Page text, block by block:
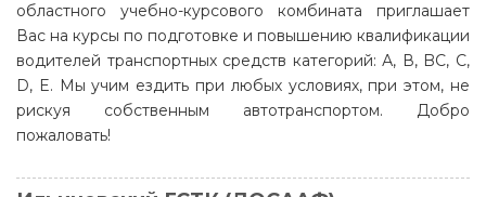
областного учебно-курсового комбината приглашает
Вас на курсы по подготовке и повышению квалификации
водителей транспортных средств категорий: А, В, BС, C,
D, E. Мы учим ездить при любых условиях, при этом, не
рискуя собственным автотранспортом. Добро
пожаловать!